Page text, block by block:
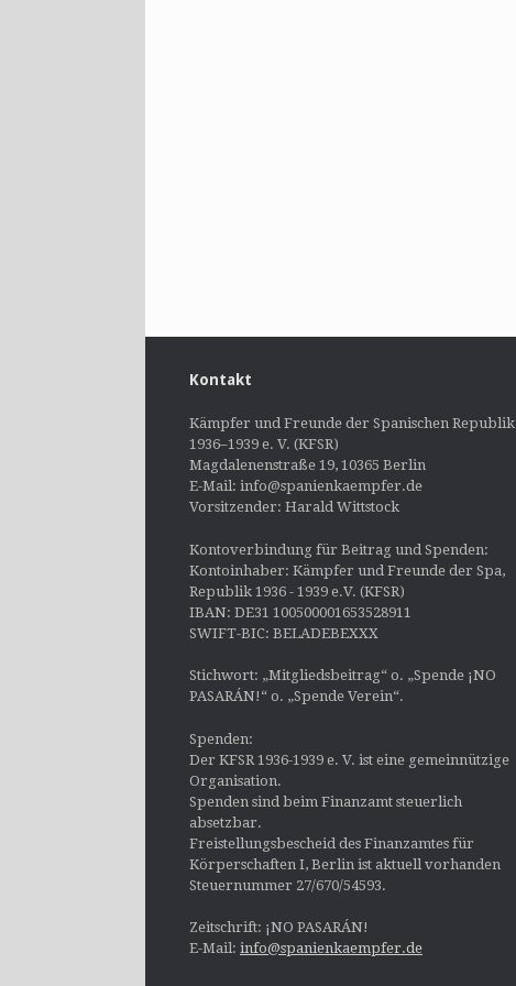
Kontakt
Kämpfer und Freunde der Spanischen Republik
1936–1939 e. V. (KFSR)
Magdalenenstraße 19, 10365 Berlin
E-Mail: info@spanienkaempfer.de
Vorsitzender: Harald Wittstock
Kontoverbindung für Beitrag und Spenden:
Kontoinhaber: Kämpfer und Freunde der Spa,
Republik 1936 - 1939 e.V. (KFSR)
IBAN: DE31 100500001653528911
SWIFT-BIC: BELADEBEXXX
Stichwort: „Mitgliedsbeitrag“ o. „Spende ¡NO
PASARÁN!“ o. „Spende Verein“.
Spenden:
Der KFSR 1936-1939 e. V. ist eine gemeinnützige
Organisation.
Spenden sind beim Finanzamt steuerlich
absetzbar.
Freistellungsbescheid des Finanzamtes für
Körperschaften I, Berlin ist aktuell vorhanden
Steuernummer 27/670/54593.
Zeitschrift: ¡NO PASARÁN!
E-Mail: info@spanienkaempfer.de